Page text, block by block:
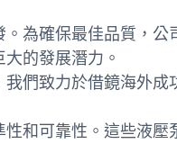
為確保最佳品質，
的發展潛力。
們致力於借鏡海外
和可靠性。這些液